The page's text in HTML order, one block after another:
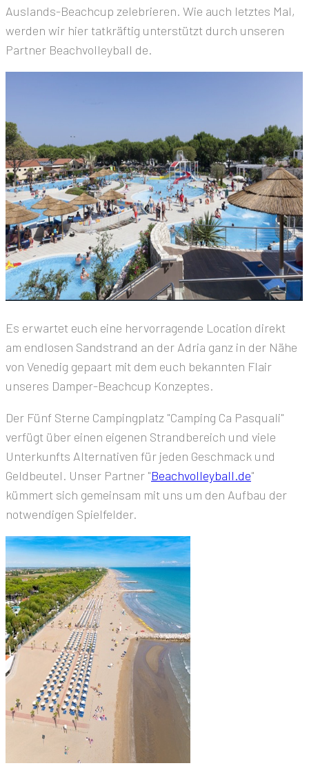
Auslands-Beachcup zelebrieren. Wie auch letztes Mal,
werden wir hier tatkräftig unterstützt durch unseren
Partner Beachvolleyball de.
Es erwartet euch eine hervorragende Location direkt
am endlosen Sandstrand an der Adria ganz in der Nähe
von Venedig gepaart mit dem euch bekannten Flair
unseres Damper-Beachcup Konzeptes.
Der Fünf Sterne Campingplatz "Camping Ca Pasquali"
verfügt über einen eigenen Strandbereich und viele
Unterkunfts Alternativen für jeden Geschmack und
Geldbeutel. Unser Partner "Beachvolleyball.de"
kümmert sich gemeinsam mit uns um den Aufbau der
notwendigen Spielfelder.